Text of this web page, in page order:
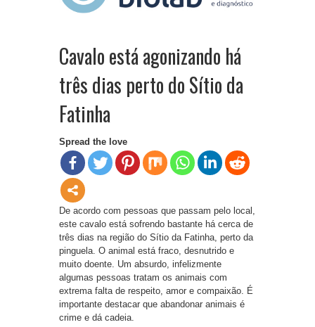
Cavalo está agonizando há
três dias perto do Sítio da
Fatinha
Spread the love
De acordo com pessoas que passam pelo local,
este cavalo está sofrendo bastante há cerca de
três dias na região do Sítio da Fatinha, perto da
pinguela. O animal está fraco, desnutrido e
muito doente. Um absurdo, infelizmente
algumas pessoas tratam os animais com
extrema falta de respeito, amor e compaixão. É
importante destacar que abandonar animais é
crime e dá cadeia.